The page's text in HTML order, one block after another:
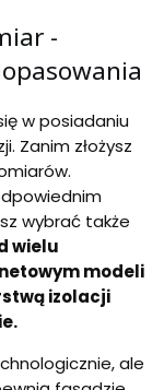
-
w posiadaniu
Zanim złożysz
wybrać także
wielu
modeli
izolacji
ale